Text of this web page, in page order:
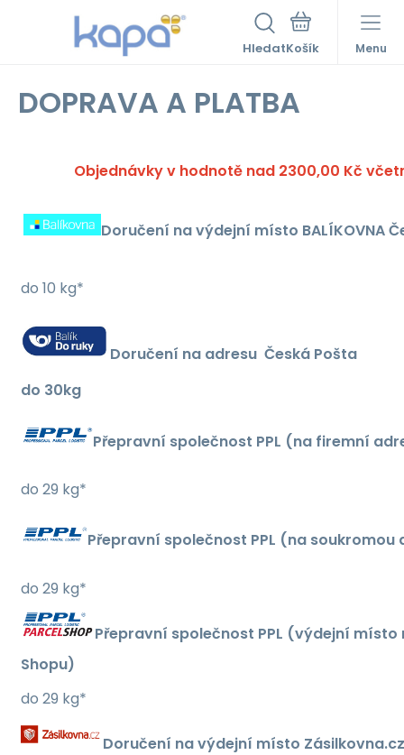
Hledat Menu
DOPRAVA A PLATBA
Objednávky v hodnotě nad 2300,00 Kč
Doručení na výdejní místo BALÍKOVNA
do 10 kg*
Doručení na adresu Česká Pošta
do 30kg
Přepravní společnost PPL (na firemní
do 29 kg*
Přepravní společnost PPL (na soukromou
do 29 kg*
Přepravní společnost PPL (výdejní místo
Shopu)
do 29 kg*
Doručení na výdejní místo Zásilkovna.cz